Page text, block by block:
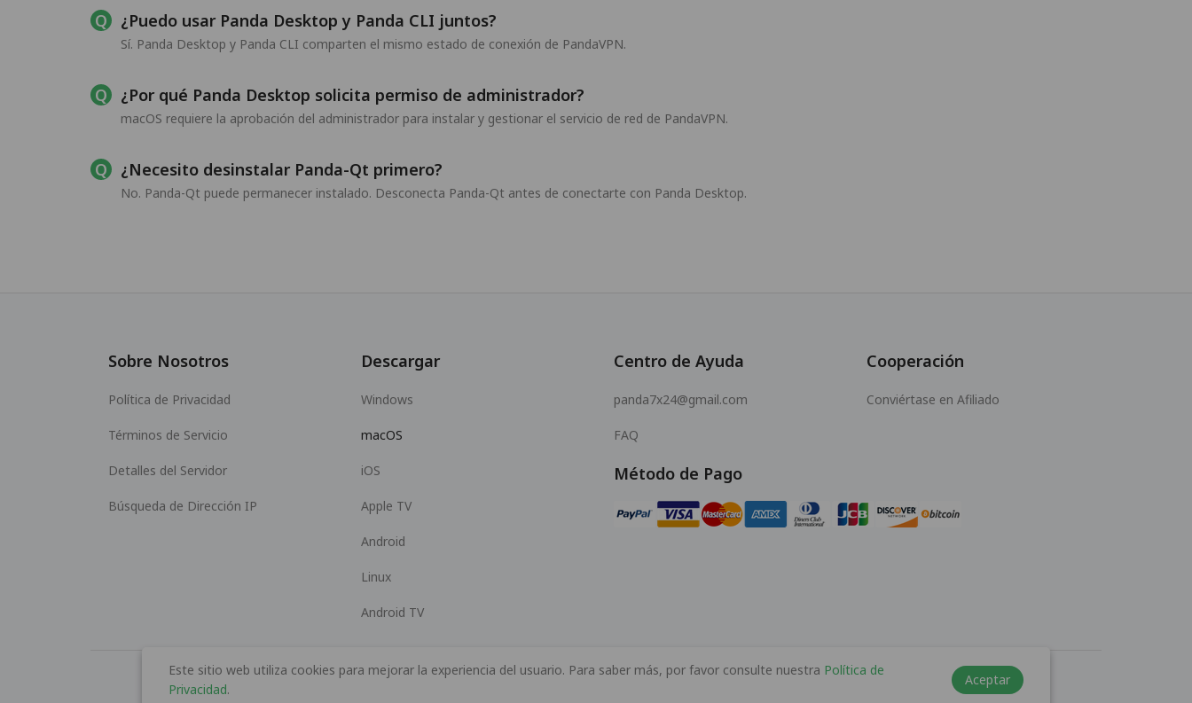
¿Puedo usar Panda Desktop y Panda CLI juntos?
Sí. Panda Desktop y Panda CLI comparten el mismo estado de conexión de PandaVPN.
¿Por qué Panda Desktop solicita permiso de administrador?
macOS requiere la aprobación del administrador para instalar y gestionar el servicio de red de PandaVPN.
¿Necesito desinstalar Panda-Qt primero?
No. Panda-Qt puede permanecer instalado. Desconecta Panda-Qt antes de conectarte con Panda Desktop.
Sobre Nosotros
Política de Privacidad
Términos de Servicio
Detalles del Servidor
Búsqueda de Dirección IP
Descargar
Windows
macOS
iOS
Apple TV
Android
Linux
Android TV
Centro de Ayuda
panda7x24@gmail.com
FAQ
Cooperación
Conviértase en Afiliado
Método de Pago
Este sitio web utiliza cookies para mejorar la experiencia del usuario. Para saber más, por favor consulte nuestra Política de
Privacidad.
Aceptar